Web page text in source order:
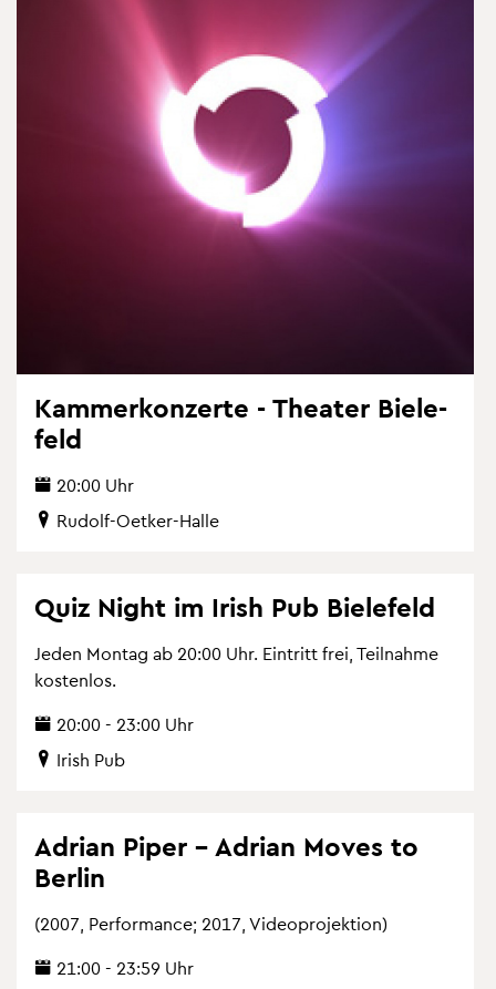
Kam­mer­kon­zer­te - Thea­ter Bie­le­
feld
20:00 Uhr
Ru­dolf-Oet­ker-Halle
Quiz Night im Irish Pub Bie­le­feld
Jeden Mon­tag ab 20:00 Uhr. Ein­tritt frei, Teil­nah­me
kos­ten­los.
20:00 - 23:00 Uhr
Irish Pub
Adri­an Piper – Adri­an Moves to
Ber­lin
(2007, Per­for­mance; 2017, Vi­deo­pro­jek­ti­on)
21:00 - 23:59 Uhr